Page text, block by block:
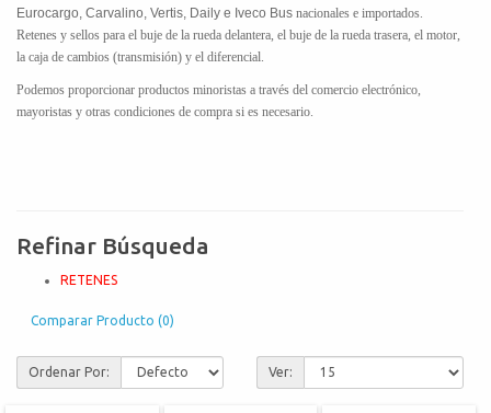
Eurocargo, Carvalino, Vertis, Daily e Iveco Bus nacionales e importados.
Retenes y sellos para el buje de la rueda delantera, el buje de la rueda trasera, el motor,
la caja de cambios (transmisión) y el diferencial.
Podemos proporcionar productos minoristas a través del comercio electrónico,
mayoristas y otras condiciones de compra si es necesario.
Refinar Búsqueda
RETENES
Comparar Producto (0)
Ordenar Por: Ver: